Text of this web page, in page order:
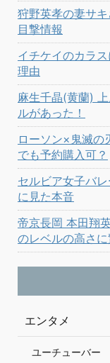
狩野英孝の妻サ
目撃情報
イチケイのカラ
理由
麻生千晶(黄蘭)
ルがあった！
ローソン×鬼滅の
でも予約購入可？
セルビア女子バ
に見た本音
帝京長岡 本田翔
のレベルの高さ
エンタメ
ユーチューバー